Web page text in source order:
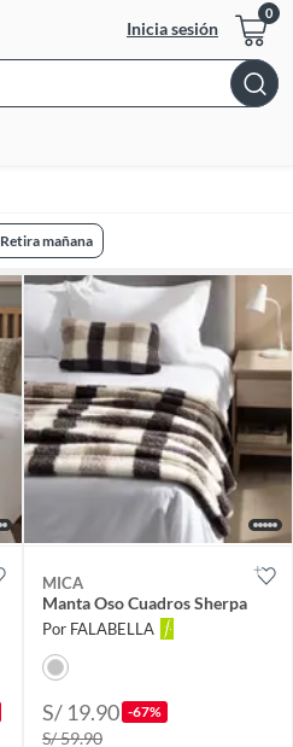
Inicia sesión
Bar
Retira mañana
MICA
Manta Oso Cuadros Sherpa
Por FALABELLA
S/ 19.90 -67%
S/ 59.90